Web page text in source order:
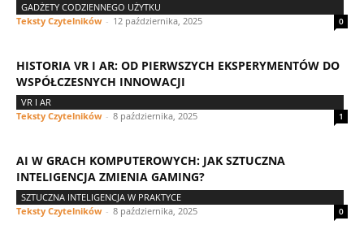
GADŻETY CODZIENNEGO UŻYTKU
Teksty Czytelników - 12 października, 2025 0
HISTORIA VR I AR: OD PIERWSZYCH EKSPERYMENTÓW DO
WSPÓŁCZESNYCH INNOWACJI
VR I AR
Teksty Czytelników - 8 października, 2025 1
AI W GRACH KOMPUTEROWYCH: JAK SZTUCZNA
INTELIGENCJA ZMIENIA GAMING?
SZTUCZNA INTELIGENCJA W PRAKTYCE
Teksty Czytelników - 8 października, 2025 0